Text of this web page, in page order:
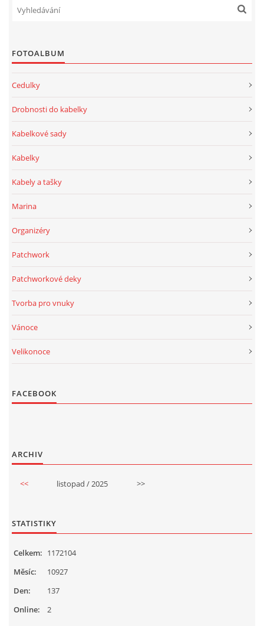
FOTOALBUM
Cedulky
Drobnosti do kabelky
Kabelkové sady
Kabelky
Kabely a tašky
Marina
Organizéry
Patchwork
Patchworkové deky
Tvorba pro vnuky
Vánoce
Velikonoce
FACEBOOK
ARCHIV
<< listopad / 2025 >>
STATISTIKY
Online: 2
Celkem: 1172104
Měsíc:
10927
Den:
137